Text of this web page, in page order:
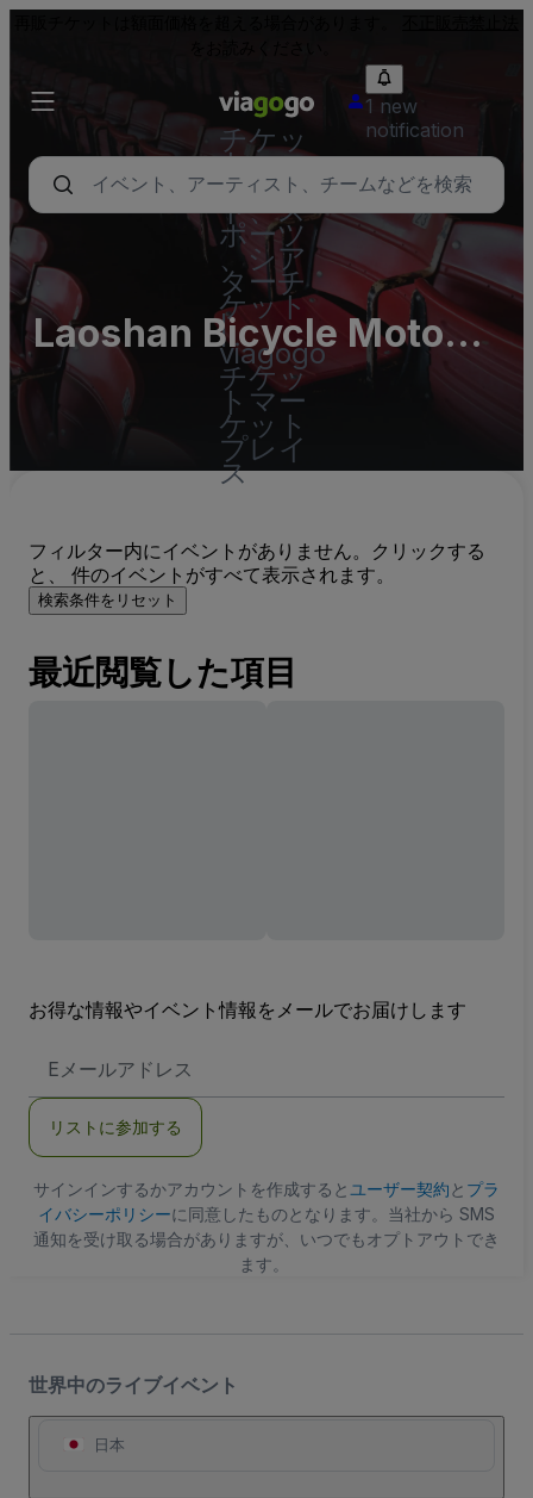
チケッ
ト - コ
ンサー
ト、ス
ポーツ
、シア
ターチ
ケット
|
viagogo
チケッ
トマー
ケット
プレイ
ス
1 new
notification
Laoshan Bicycle Moto
Cross (BMX) Venue
フィルター内にイベントがありません。クリックする
と、 件のイベントがすべて表示されます。
検索条件をリセット
最近閲覧した項目
お得な情報やイベント情報をメールでお届けします
メ
ア
ス
リストに参加する
サインインするかアカウントを作成すると ユーザー契約と プラ
イバシーポリシーに同意したものとなります。当社から SMS
通知を受け取る場合がありますが、いつでもオプトアウトでき
ます。
世界中のライブイベント
日本